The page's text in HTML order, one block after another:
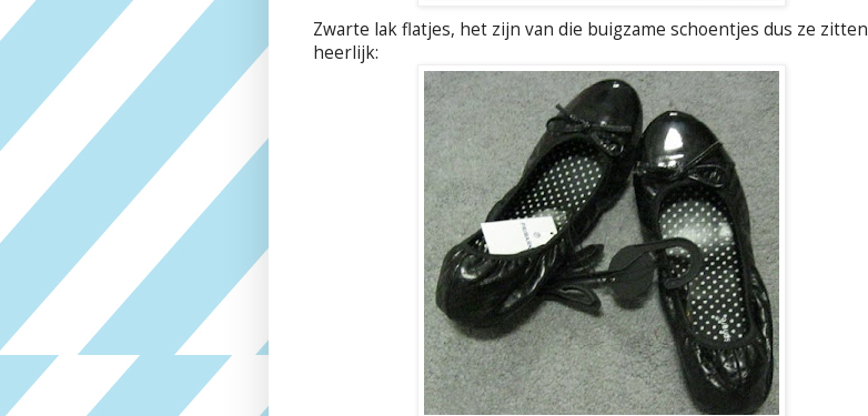
Zwarte lak flatjes, het zijn van die buigzame schoentjes dus ze zitten
heerlijk: